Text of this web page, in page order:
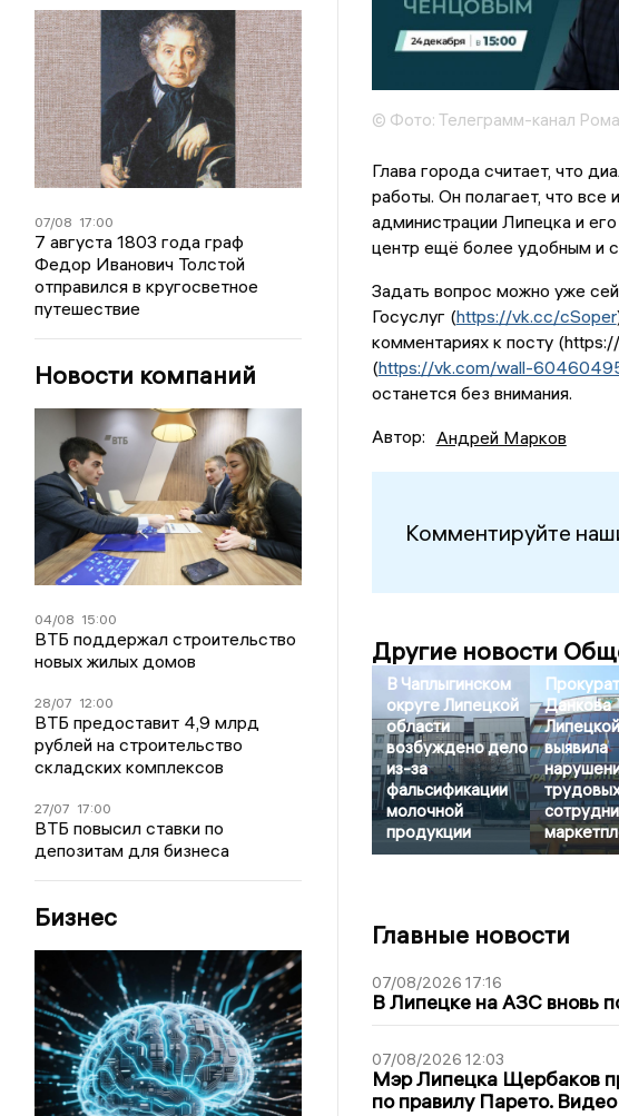
07/08 17:00
7 августа 1803 года граф
Федор Иванович Толстой
отправился в кругосветное
путешествие
Новости компаний
04/08 15:00
ВТБ поддержал строительство
новых жилых домов
28/07 12:00
ВТБ предоставит 4,9 млрд
рублей на строительство
складских комплексов
27/07 17:00
ВТБ повысил ставки по
депозитам для бизнеса
Бизнес
© Фото: Телеграмм-канал
Глава города считает, что
работы. Он полагает, что все
администрации Липецка и
центр ещё более удобным и
Задать вопрос можно уже
Госуслуг (https://vk.cc/cSoper
комментариях к посту
(https://vk.com/wall-
останется без внимания.
Автор: Андрей Марков
Комментируйте
Другие новости
В Чаплыгинском
округе Липецкой
области
возбуждено дело
из-за
фальсификации
молочной
продукции
Данкова
выявила
Главные новости
07/08/2026 17:16
В Липецке на АЗС вновь
07/08/2026 12:03
Мэр Липецка Щербаков
по правилу Парето. Видео